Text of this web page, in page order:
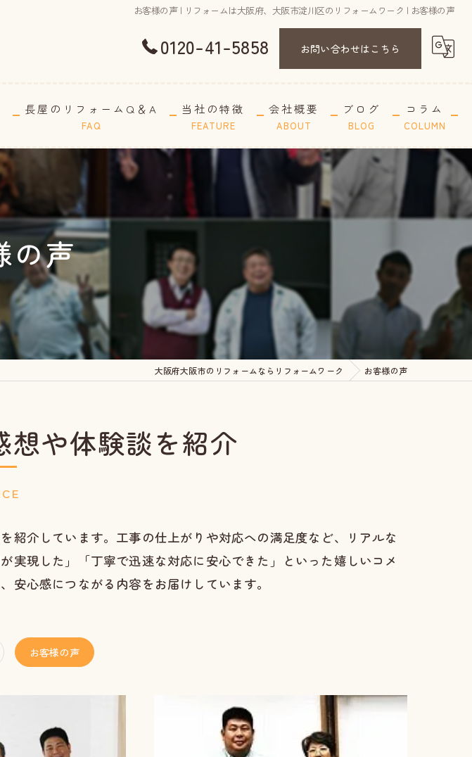
お客様の声 | リフォームは大阪府、大阪市淀川区のリフォームワーク | お客様の声
0120-41-5858 お問い合わせはこちら
長屋のリフォームQ＆A
FAQ
当社の特徴
FEATURE
リノベーション
古家
間取り変更
会社概要
ABOUT
ブログ
BLOG
コラム
COLUMN
の声
大阪府大阪市のリフォームならリフォームワーク お客様の声
想や体験談を紹介
紹介しています。工事の仕上がりや対応への満足度など、リアルな
実現した」「丁寧で迅速な対応に安心できた」といった嬉しいコメ
安心感につながる内容をお届けしています。
お客様の声